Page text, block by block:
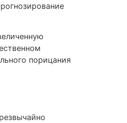
порицания